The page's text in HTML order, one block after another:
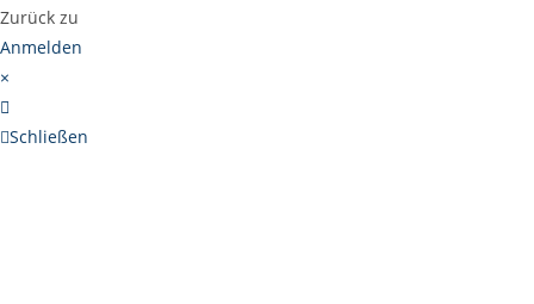
Zurück zu
Anmelden
×
Schließen